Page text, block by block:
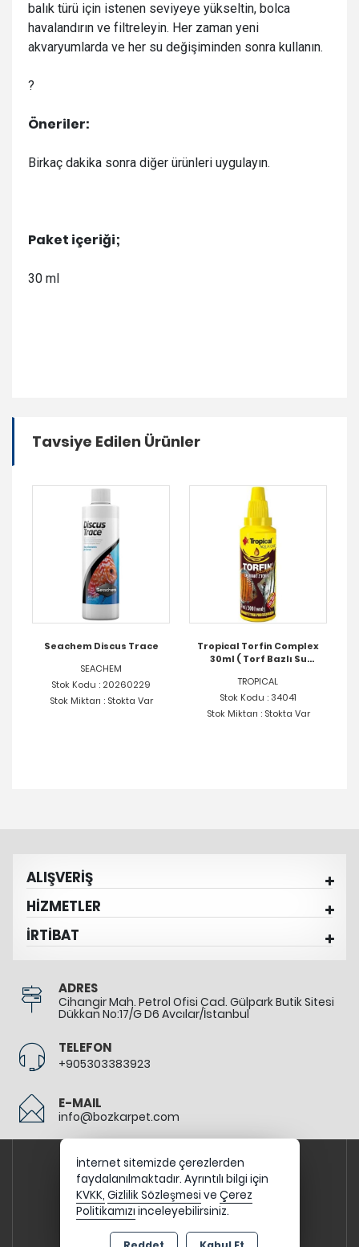
balık türü için istenen seviyeye yükseltin, bolca
havalandırın ve filtreleyin. Her zaman yeni
akvaryumlarda ve her su değişiminden sonra kullanın.
?
Öneriler:
Birkaç dakika sonra diğer ürünleri uygulayın.
Paket içeriği;
30 ml
Tavsiye Edilen Ürünler
Seachem Discus Trace
SEACHEM
Stok Kodu : 20260229
Stok Miktarı : Stokta Var
Tropical Torfin Complex
30ml ( Torf Bazlı Su
TROPICAL
Stok Kodu : 34041
Stok Miktarı : Stokta Var
ALIŞVERİŞ
HİZMETLER
İRTİBAT
ADRES
Cihangir Mah. Petrol Ofisi Cad. Gülpark Butik Sitesi
Dükkan No:17/G D6 Avcılar/İstanbul
TELEFON
+905303383923
E-MAIL
info@bozkarpet.com
İnternet sitemizde çerezlerden
faydalanılmaktadır. Ayrıntılı bilgi için
KVKK, Gizlilik Sözleşmesi ve Çerez
Politikamızı inceleyebilirsiniz.